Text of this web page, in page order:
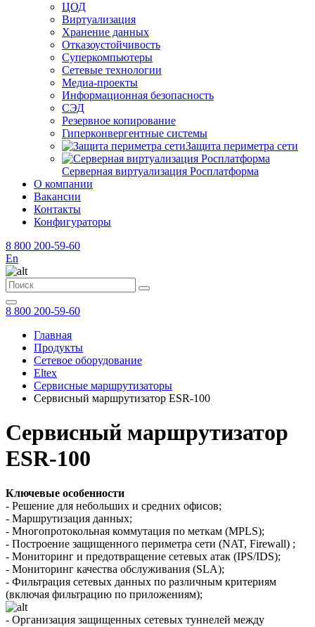
ЦОД
Виртуализация
Хранение данных
Отказоустойчивость
Суперкомпьютеры
Сетевые технологии
Медиа-проекты
Информационная безопасность
СЭД
Резервное копирование
Гиперконвергентные системы
Защита периметра сети
Серверная виртуализация Росплатформа
О компании
Вакансии
Контакты
Конфигураторы
8 800 200-59-60
En
8 800 200-59-60
Главная
Продукты
Сетевое оборудование
Eltex
Сервисные маршрутизаторы
Сервисный маршрутизатор ESR-100
Сервисный маршрутизатор
ESR-100
Ключевые особенности
- Решение для небольших и средних офисов;
- Маршрутизация данных;
- Многопротокольная коммутация по меткам (MPLS);
- Построение защищенного периметра сети (NAT, Firewall) ;
- Мониторинг и предотвращение сетевых атак (IPS/IDS);
- Мониторинг качества обслуживания (SLA);
- Фильтрация сетевых данных по различным критериям
(включая фильтрацию по приложениям);
- Организация защищенных сетевых туннелей между